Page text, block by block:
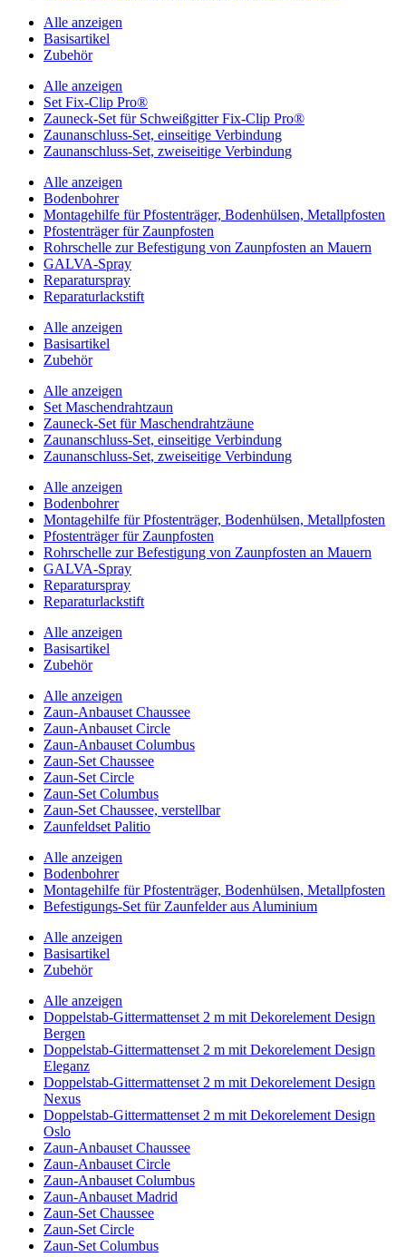
Alle anzeigen
Basisartikel
Zubehör
Alle anzeigen
Set Fix-Clip Pro®
Zauneck-Set für Schweißgitter Fix-Clip Pro®
Zaunanschluss-Set, einseitige Verbindung
Zaunanschluss-Set, zweiseitige Verbindung
Alle anzeigen
Bodenbohrer
Montagehilfe für Pfostenträger, Bodenhülsen, Metallpfosten
Pfostenträger für Zaunpfosten
Rohrschelle zur Befestigung von Zaunpfosten an Mauern
GALVA-Spray
Reparaturspray
Reparaturlackstift
Alle anzeigen
Basisartikel
Zubehör
Alle anzeigen
Set Maschendrahtzaun
Zauneck-Set für Maschendrahtzäune
Zaunanschluss-Set, einseitige Verbindung
Zaunanschluss-Set, zweiseitige Verbindung
Alle anzeigen
Bodenbohrer
Montagehilfe für Pfostenträger, Bodenhülsen, Metallpfosten
Pfostenträger für Zaunpfosten
Rohrschelle zur Befestigung von Zaunpfosten an Mauern
GALVA-Spray
Reparaturspray
Reparaturlackstift
Alle anzeigen
Basisartikel
Zubehör
Alle anzeigen
Zaun-Anbauset Chaussee
Zaun-Anbauset Circle
Zaun-Anbauset Columbus
Zaun-Set Chaussee
Zaun-Set Circle
Zaun-Set Columbus
Zaun-Set Chaussee, verstellbar
Zaunfeldset Palitio
Alle anzeigen
Bodenbohrer
Montagehilfe für Pfostenträger, Bodenhülsen, Metallpfosten
Befestigungs-Set für Zaunfelder aus Aluminium
Alle anzeigen
Basisartikel
Zubehör
Alle anzeigen
Doppelstab-Gittermattenset 2 m mit Dekorelement Design
Bergen
Doppelstab-Gittermattenset 2 m mit Dekorelement Design
Eleganz
Doppelstab-Gittermattenset 2 m mit Dekorelement Design
Nexus
Doppelstab-Gittermattenset 2 m mit Dekorelement Design
Oslo
Zaun-Anbauset Chaussee
Zaun-Anbauset Circle
Zaun-Anbauset Columbus
Zaun-Anbauset Madrid
Zaun-Set Chaussee
Zaun-Set Circle
Zaun-Set Columbus